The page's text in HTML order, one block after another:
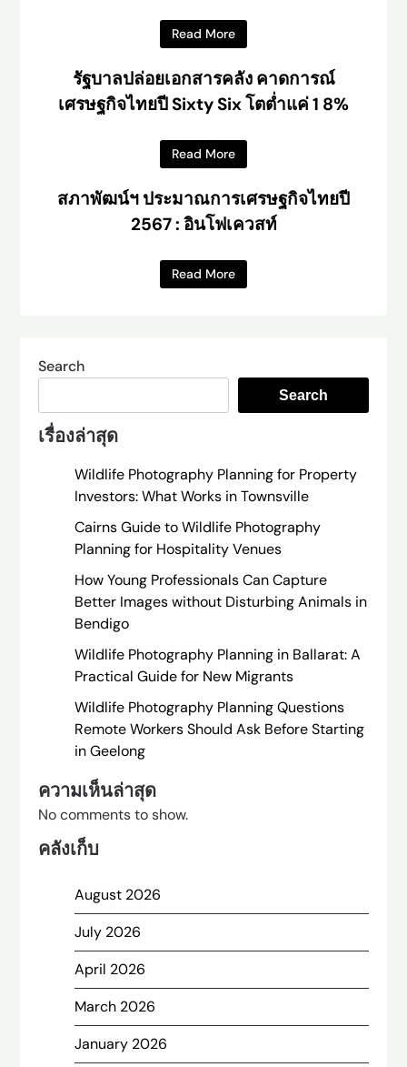
Read More
รัฐบาลปล่อยเอกสารคลัง คาดการณ์
เศรษฐกิจไทยปี Sixty Six โตต่ำแค่ 1 8%
Read More
สภาพัฒน์ฯ ประมาณการเศรษฐกิจไทยปี
2567 : อินโฟเควสท์
Read More
Search
Search
เรื่องล่าสุด
Wildlife Photography Planning for Property
Investors: What Works in Townsville
Cairns Guide to Wildlife Photography
Planning for Hospitality Venues
How Young Professionals Can Capture
Better Images without Disturbing Animals in
Bendigo
Wildlife Photography Planning in Ballarat: A
Practical Guide for New Migrants
Wildlife Photography Planning Questions
Remote Workers Should Ask Before Starting
in Geelong
ความเห็นล่าสุด
No comments to show.
คลังเก็บ
August 2026
July 2026
April 2026
March 2026
January 2026